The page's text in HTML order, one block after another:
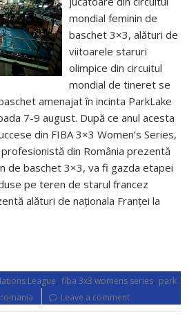
mondial feminin de
baschet 3×3, alături de
viitoarele staruri
olimpice din circuitul
mondial de tineret se
amenajat în incinta ParkLake
7-9 august. După ce anul acesta
din FIBA 3×3 Women’s Series,
profesionistă din România prezentă
de baschet 3×3, va fi gazda etapei
pe teren de starul francez
alături de naționala Franței la
League,fiba 3x3 womens series, park
romania Leave a comment